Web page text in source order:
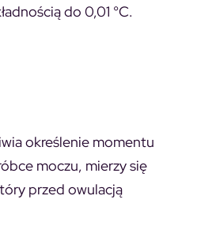
do 0,01 °C.
określenie momentu
moczu, mierzy się
przed owulacją